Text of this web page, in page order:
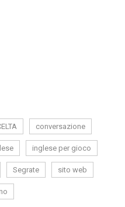
conversazione
inglese per gioco
Segrate sito web